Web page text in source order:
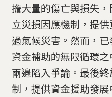
擔大量的傷亡與損失
立災損因應機制，提
過氣候災害。然而，
資金補助的無限循環
兩邊陷入爭論。最後
制，提供資金援助發展